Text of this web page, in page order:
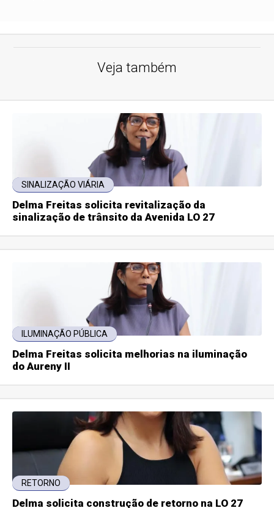
Veja também
SINALIZAÇÃO VIÁRIA
Delma Freitas solicita revitalização da
sinalização de trânsito da Avenida LO 27
ILUMINAÇÃO PÚBLICA
Delma Freitas solicita melhorias na iluminação
do Aureny II
RETORNO
Delma solicita construção de retorno na LO 27